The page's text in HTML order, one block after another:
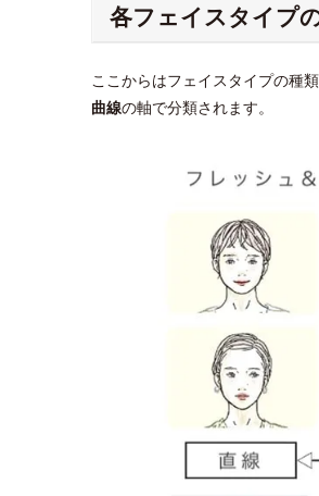
各フェイスタイプ
ここからはフェイスタイプの種
曲線の軸で分類されます。